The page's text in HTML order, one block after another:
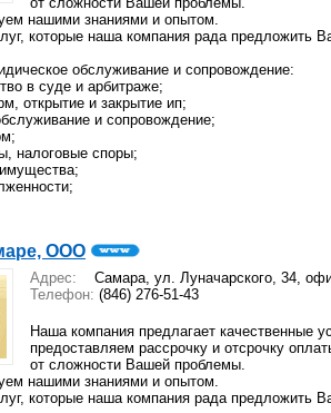
нашими знаниями и опытом.
которые наша компания рада предложить
обслуживание и сопровождение:
в суде и арбитраже;
открытие и закрытие ип;
и сопровождение;
налоговые споры;
ООО
Адрес:
Самара, ул. Луначарского, 34,
Телефон: (846) 276-51-43
Наша компания предлагает качественные
предоставляем рассрочку и отсрочку
от сложности Вашей проблемы.
нашими знаниями и опытом.
которые наша компания рада предложить